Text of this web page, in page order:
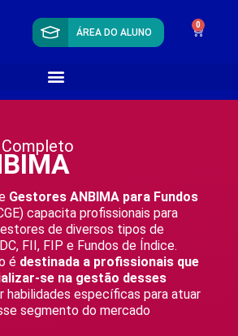
ÁREA DO ALUNO
0
Gestores ANBIMA para Fundos
capacita profissionais para
de diversos tipos de
FII, FIP e Fundos de Índice.
é destinada a profissionais que
se na gestão desses
habilidades específicas para atuar
segmento do mercado